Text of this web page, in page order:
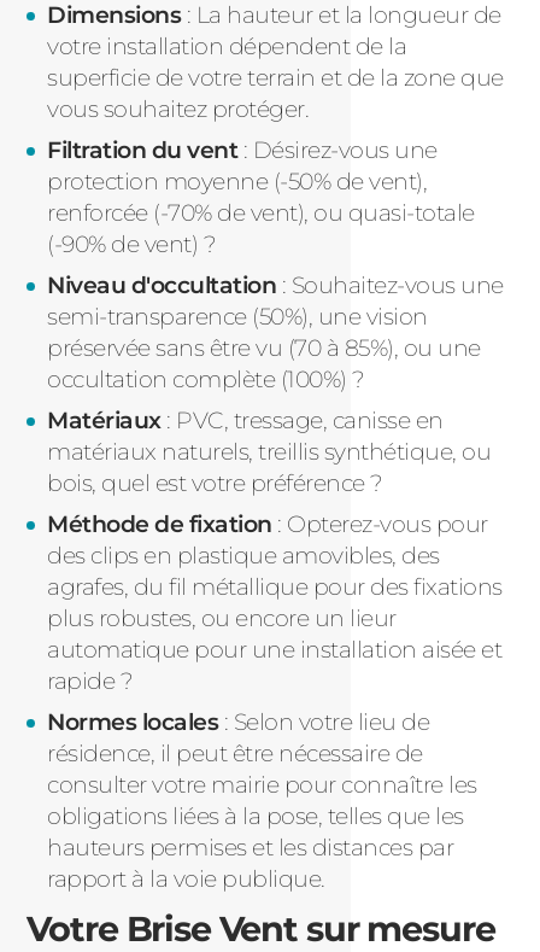
Dimensions: La hauteur et la longueur de
votre installation dépendent de la
superficie de votre terrain et de la zone que
vous souhaitez protéger.
Filtration du vent: Désirez-vous une
protection moyenne (-50% de vent),
renforcée (-70% de vent), ou quasi-totale
(-90% de vent) ?
Niveau d'occultation : Souhaitez-vous une
semi-transparence (50%), une vision
préservée sans être vu (70 à 85%), ou une
occultation complète (100%) ?
Matériaux: PVC, tressage, canisse en
matériaux naturels, treillis synthétique, ou
bois, quel est votre préférence ?
Méthode de fixation : Opterez-vous pour
des clips en plastique amovibles, des
agrafes, du fil métallique pour des fixations
plus robustes, ou encore un lieur
automatique pour une installation aisée et
rapide ?
Normes locales: Selon votre lieu de
résidence, il peut être nécessaire de
consulter votre mairie pour connaître les
obligations liées à la pose, telles que les
hauteurs permises et les distances par
rapport à la voie publique.
Votre Brise Vent sur mesure